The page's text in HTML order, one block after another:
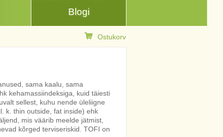
Blogi
Ostukorv
sama kaalu, sama
kehamassiindeksiga, kuid täiesti
sellest, kuhu nende üleliigne
k. thin outside, fat inside) ehk
mis väärib meelde jätmist,
kõrged terviseriskid. TOFI on